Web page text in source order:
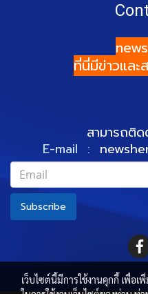
ที่นี่มีข่าวและ
สามารถติ
E-mail :
Subscribe
เว็บไซต์นี้มีการใช้งานคุกกี้ เพื่อ